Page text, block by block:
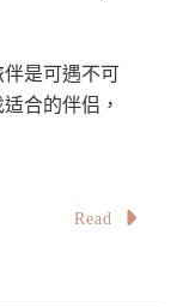
是可遇不可
合的伴侣，
Read